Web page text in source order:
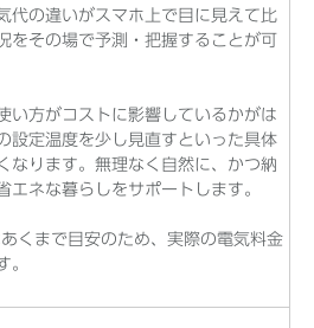
代の違いがスマホ上で目に見えて比
をその場で予測・把握することが可
い方がコストに影響しているかがは
設定温度を少し見直すといった具体
なります。無理なく自然に、かつ納
エネな暮らしをサポートします。
くまで目安のため、実際の電気料金
。